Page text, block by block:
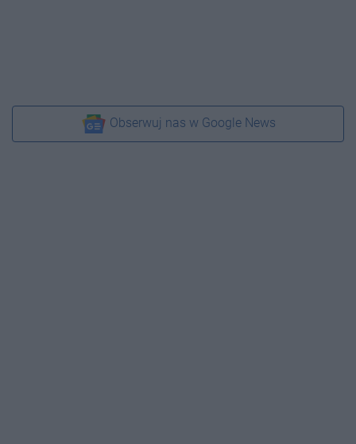
Obserwuj nas w Google News